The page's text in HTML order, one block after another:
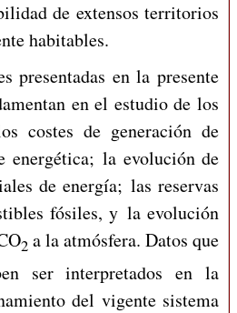
de extensos territorios
habitables.
presentadas en la presente
en el estudio de los
costes de generación de
energética; la evolución de
de energía; las reservas
fósiles, y la evolución
2 a la atmósfera. Datos que
ser interpretados en la
del vigente sistema